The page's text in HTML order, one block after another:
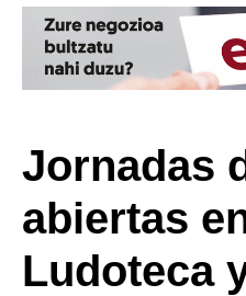
Jornadas
abiertas
Ludoteca